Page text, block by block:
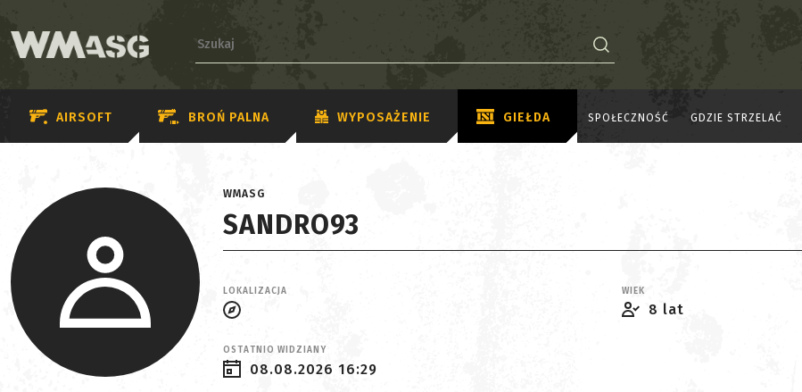
AIRSOFT BROŃ PALNA WYPOSAŻENIE GIEŁDA SPOŁECZNOŚĆ GDZIE STRZELAĆ
WMASG
SANDRO93
LOKALIZACJA WIEK
8 lat
OSTATNIO WIDZIANY
08.08.2026 16:29